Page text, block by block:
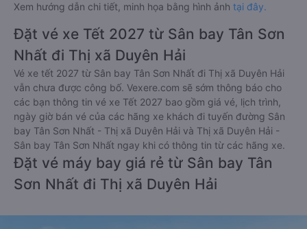
Xem hướng dẫn chi tiết, minh họa bằng hình ảnh tại đây.
Đặt vé xe Tết 2027 từ Sân bay Tân Sơn
Nhất đi Thị xã Duyên Hải
Vé xe tết 2027 từ Sân bay Tân Sơn Nhất đi Thị xã Duyên Hải
vẫn chưa được công bố. Vexere.com sẽ sớm thông báo cho
các bạn thông tin vé xe Tết 2027 bao gồm giá vé, lịch trình,
ngày giờ bán vé của các hãng xe khách đi tuyến đường Sân
bay Tân Sơn Nhất - Thị xã Duyên Hải và Thị xã Duyên Hải -
Sân bay Tân Sơn Nhất ngay khi có thông tin từ các hãng xe.
Đặt vé máy bay giá rẻ từ Sân bay Tân
Sơn Nhất đi Thị xã Duyên Hải